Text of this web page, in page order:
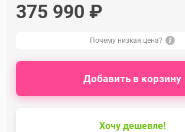
375 990 ₽
Почему низкая цена?
Хочу дешевле!
Добавить в корзину